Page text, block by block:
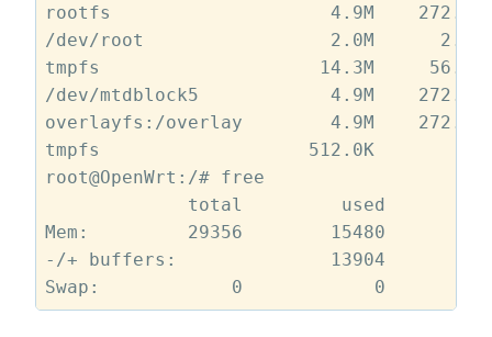
rootfs                    4.9M    272.0K
/dev/root                 2.0M      2.0M
tmpfs                    14.3M     56.0K
/dev/mtdblock5            4.9M
overlayfs:/overlay        4.9M
tmpfs                   512.0K         0
root@OpenWrt:/# free
total         used
Mem:         29356        15480
-/+ buffers:              13904